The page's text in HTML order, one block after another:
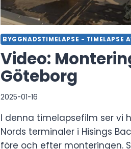
BYGGNADSTIMELAPSE - TIMELAPSE
Video:
Göteborg
2025-01-16
I denna timelapsefilm ser vi
Nords terminaler i Hisings
före och efter monteringen.